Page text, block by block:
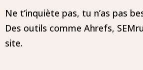
Ne t’inquiète pas, tu n’as pas
Des outils comme Ahrefs,
site.